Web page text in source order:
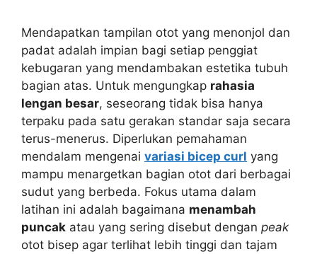
Mendapatkan tampilan otot yang menonjol dan
padat adalah impian bagi setiap penggiat
kebugaran yang mendambakan estetika tubuh
bagian atas. Untuk mengungkap rahasia
lengan besar, seseorang tidak bisa hanya
terpaku pada satu gerakan standar saja secara
terus-menerus. Diperlukan pemahaman
mendalam mengenai variasi bicep curl yang
mampu menargetkan bagian otot dari berbagai
sudut yang berbeda. Fokus utama dalam
latihan ini adalah bagaimana menambah
puncak atau yang sering disebut dengan peak
otot bisep agar terlihat lebih tinggi dan tajam